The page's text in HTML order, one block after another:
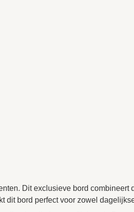
Dit exclusieve bord
bord perfect voor zowel